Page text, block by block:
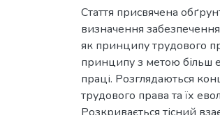
Стаття присвячена
визначення забезпечення
як принципу трудового
принципу з метою більш
праці. Розглядаються
трудового права та їх